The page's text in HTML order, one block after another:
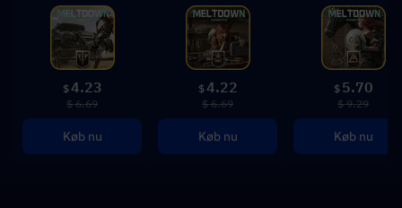
$4.23
$ 6.69
Køb nu
$4.22
$ 6.69
Køb nu
$ 5.70
$ 9.29
Køb nu